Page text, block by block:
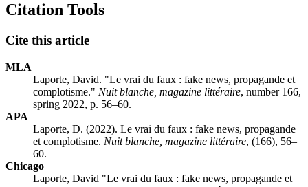
Citation Tools
Cite this article
MLA
Laporte, David. "Le vrai du faux : fake news, propagande et
complotisme." Nuit blanche, magazine littéraire, number 166,
spring 2022, p. 56–60.
APA
Laporte, D. (2022). Le vrai du faux : fake news, propagande
et complotisme. Nuit blanche, magazine littéraire, (166), 56–
60.
Chicago
Laporte, David "Le vrai du faux : fake news, propagande et